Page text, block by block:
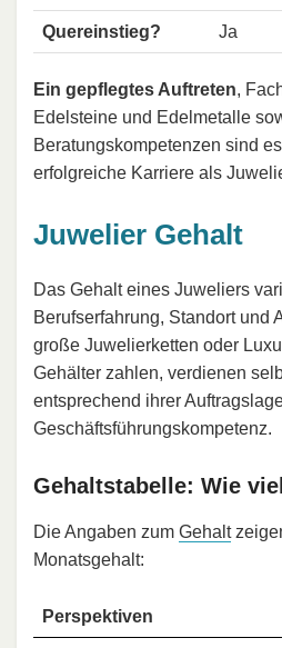
Quereinstieg? Ja
Ein gepflegtes Auftreten,
Edelsteine und Edelmetalle
Beratungskompetenzen sind
erfolgreiche Karriere als
Juwelier Gehalt
Das Gehalt eines Juweliers
Berufserfahrung, Standort und
große Juwelierketten oder
Gehälter zahlen, verdienen
entsprechend ihrer
Geschäftsführungskompetenz.
Gehaltstabelle: Wie
Die Angaben zum Gehalt
Monatsgehalt:
Perspektiven